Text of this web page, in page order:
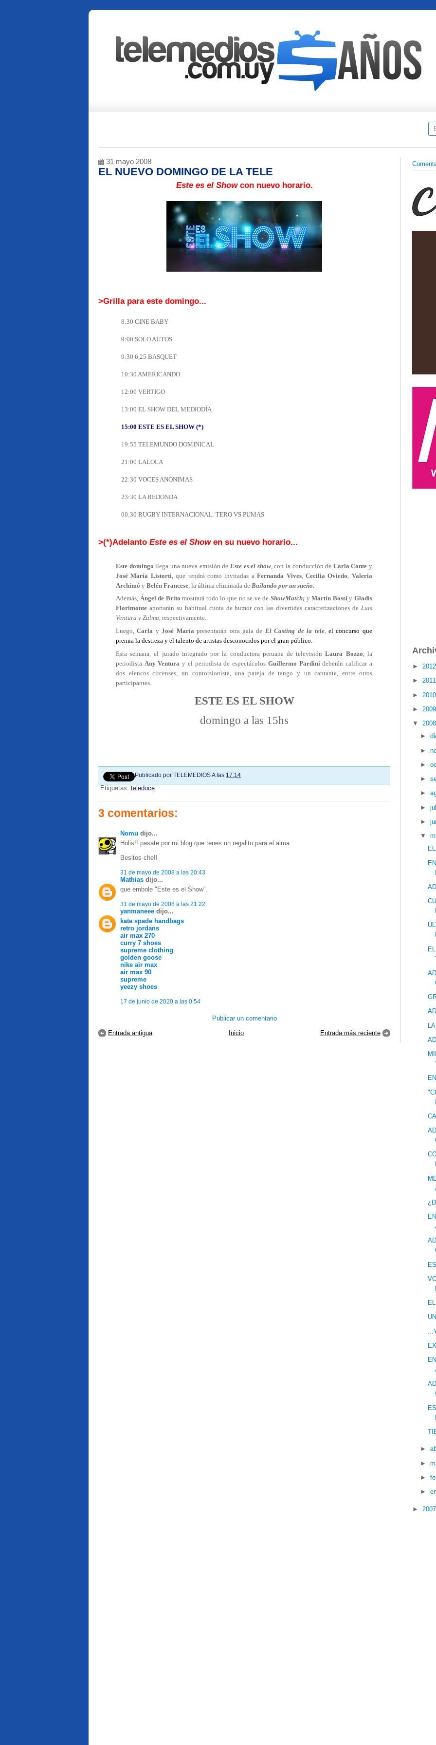
31 mayo 2008
EL NUEVO DOMINGO DE LA TELE
Este es el Showcon nuevo horario.
>Grilla para este domingo...
8:30 CINE BABY
9:00 SOLO AUTOS
9:30 6,25 BASQUET
10:30 AMERICANDO
12:00 VERTIGO
13:00 EL SHOW DEL MEDIODÍA
15:00 ESTE ES EL SHOW (*)
19:55 TELEMUNDO DOMINICAL
21:00 LALOLA
22:30 VOCES ANONIMAS
23:30 LA REDONDA
00:30 RUGBY INTERNACIONAL: TERO VS PUMAS
>(*)Adelanto Este es el Show en su nuevo horario...
Este domingo llega una nueva emisión de Este es el show, con la conducción de Carla Conte y
José María Listorti , que tendrá como invitadas aFernanda Vives,Cecilia Oviedo
Valeria
Archimó y Belén Francese la última eliminada de Bailando por un sueño.
Además, Ángel de Brito mostrará todo lo que no se ve de ShowMatch;yMartín Bossiy Gladis
Florimonte aportarán su habitual cuota de humor con las divertidas caracterizaciones de Luis
Ventura y Zulma, respectivamente.
Luego,Carla yJosé Maríapresentarán otra gala de El Casting de la tele,el concurso que
premia la destreza y el talento de artistas desconocidos por el gran público.
Esta semana, el jurado integrado por la conductora peruana de televisiónLaura Bozzo , la
periodista Any Ventura y el periodista de espectáculos Guillermo Pardinideberán calificar a
dos elencos circenses, un contorsionista, una pareja de tango y un cantante, entre otros
participantes.
ESTE ES EL SHOW
domingo a las 15hs
Publicado por TELEMEDIOSA las 17:14
Etiquetas: teledoce
3 comentarios:
Nomu dijo...
Holis!! pasate por mi blog que tenes un regalito para el alma.
Besitos che!!
31 de mayo de 2008 a las 20:43
Mathias dijo...
que embole "Este es el Show".
31 de mayo de 2008 a las 21:22
yanmaneee dijo...
kate spade handbags
retro jordans
air max 270
curry 7 shoes
supreme clothing
golden goose
nike air max
air max 90
supreme
yeezy shoes
17 de junio de 2020 a las 0:54
Publicar un comentario
Entrada más reciente
Entrada antigua Inicio
►
►
►
►
▼
►
►
►
►
►
►
►
▼
►
►
►
►
►